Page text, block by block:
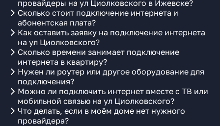
провайдеры на ул Циолковского в Ижевске?
Сколько стоит подключение интернета и
абонентская плата?
Как оставить заявку на подключение интернета
на ул Циолковского?
Сколько времени занимает подключение
интернета в квартиру?
Нужен ли роутер или другое оборудование для
подключения?
Можно ли подключить интернет вместе с ТВ или
мобильной связью на ул Циолковского?
Что делать, если в моём доме нет нужного
провайдера?